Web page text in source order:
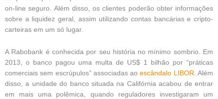
on-line seguro. Além disso, os clientes poderão obter informações
sobre a liquidez geral, assim utilizando contas bancárias e cripto-
carteiras em um só lugar.
A Rabobank é conhecida por seu história no mínimo sombrio. Em
2013, o banco pagou uma multa de US$ 1 bilhão por “práticas
comerciais sem escrúpulos” associadas aoescândalo LIBOR. Além
disso, a unidade do banco situada na Califórnia acabou de entrar
em mais uma polêmica, quando reguladores investigaram um